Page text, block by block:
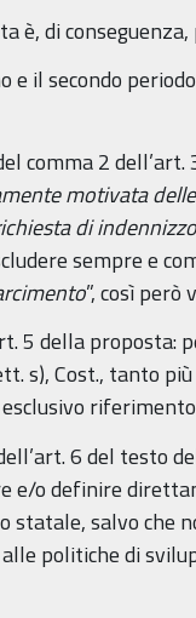
è, di
il secondo
comma 2
motivata
di
sempre e
”, così
5 della
s), Cost., tanto
6 del testo
e/o definire
salvo che
politiche di